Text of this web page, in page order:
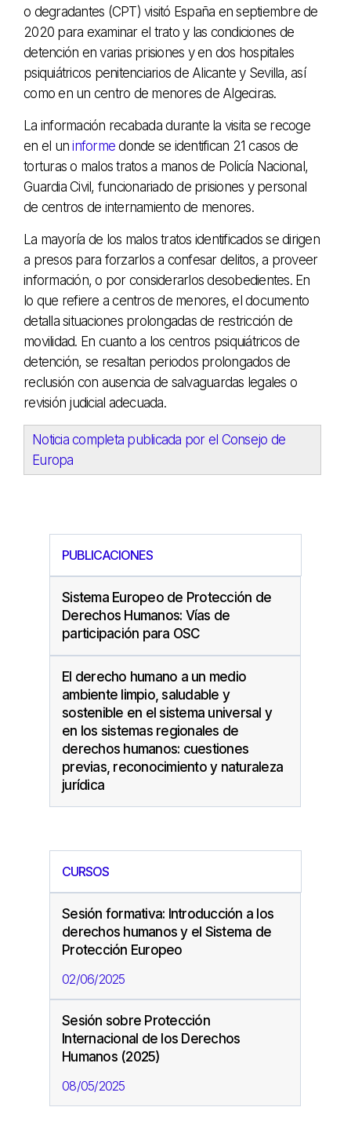
o degradantes (CPT) visitó España en septiembre de
2020 para examinar el trato y las condiciones de
detención en varias prisiones y en dos hospitales
psiquiátricos penitenciarios de Alicante y Sevilla, así
como en un centro de menores de Algeciras.
La información recabada durante la visita se recoge
en el uninformedonde se identifican 21 casos de
torturas o malos tratos a manos de Policía Nacional,
Guardia Civil, funcionariado de prisiones y personal
de centros de internamiento de menores.
La mayoría de los malos tratos identificados se dirigen
a presos para forzarlos a confesar delitos, a proveer
información, o por considerarlos desobedientes. En
lo que refiere a centros de menores, el documento
detalla situaciones prolongadas de restricción de
movilidad. En cuanto a los centros psiquiátricos de
detención, se resaltan periodos prolongados de
reclusión con ausencia de salvaguardas legales o
revisión judicial adecuada.
Noticia completa publicada por el Consejo de
Europa
PUBLICACIONES
Sistema Europeo de Protección de
Derechos Humanos: Vías de
participación para OSC
El derecho humano a un medio
ambiente limpio, saludable y
sostenible en el sistema universal y
en los sistemas regionales de
derechos humanos: cuestiones
previas, reconocimiento y naturaleza
jurídica
CURSOS
Sesión formativa: Introducción a los
derechos humanos y el Sistema de
Protección Europeo
02/06/2025
Sesión sobre Protección
Internacional de los Derechos
Humanos (2025)
08/05/2025